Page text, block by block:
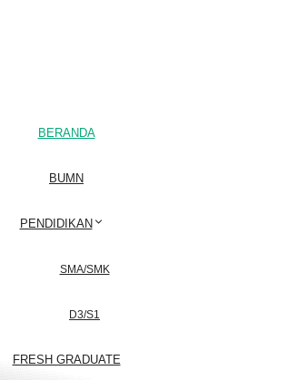
BERANDA
BUMN
PENDIDIKAN
SMA/SMK
D3/S1
FRESH GRADUATE